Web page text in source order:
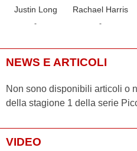
Justin Long
-
Rachael Harris
-
NEWS E ARTICOLI
Non sono disponibili articoli o
della stagione 1 della serie
VIDEO